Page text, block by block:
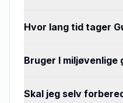
Hvor lang tid tager
Bruger I
Skal jeg selv